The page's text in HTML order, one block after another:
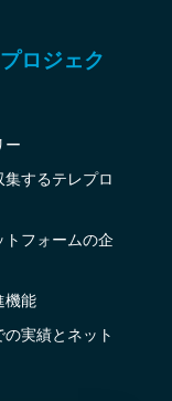
ロジェク
ー
するテレプロ
トフォームの企
機能
実績とネット